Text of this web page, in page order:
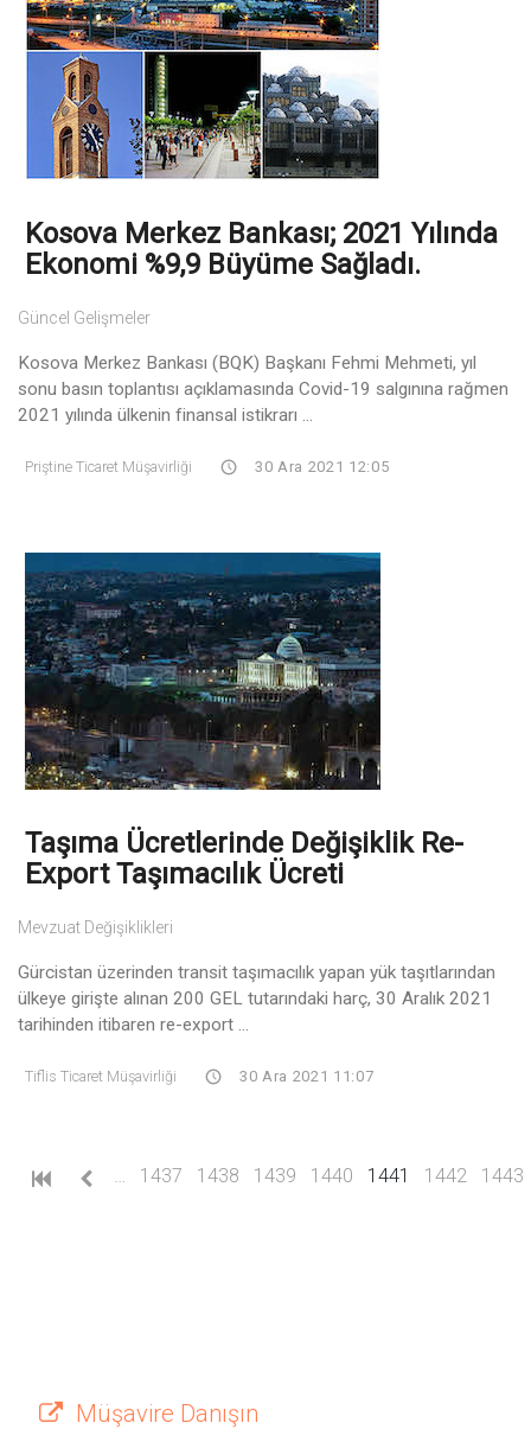
Kosova Merkez Bankası; 2021 Yılında
Ekonomi %9,9 Büyüme Sağladı.
Güncel Gelişmeler
Kosova Merkez Bankası (BQK) Başkanı Fehmi Mehmeti, yıl
sonu basın toplantısı açıklamasında Covid-19 salgınına rağmen
2021 yılında ülkenin finansal istikrarı ...
Priştine Ticaret Müşavirliği 30 Ara 2021 12:05
Taşıma Ücretlerinde Değişiklik Re-
Export Taşımacılık Ücreti
Mevzuat Değişiklikleri
Gürcistan üzerinden transit taşımacılık yapan yük taşıtlarından
ülkeye girişte alınan 200 GEL tutarındaki harç, 30 Aralık 2021
tarihinden itibaren re-export ...
Tiflis Ticaret Müşavirliği 30 Ara 2021 11:07
1437 1438 1439 1440 1441 (current)
1442 1443
Müşavire Danışın